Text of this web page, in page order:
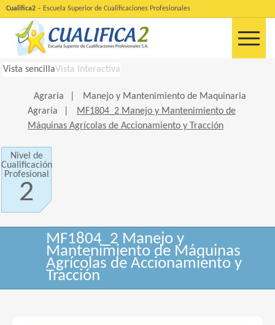
Cualifica2 – Escuela Superior de Cualificaciones Profesionales
Vista sencillaVista Interactiva
Agraria
Manejo y Mantenimiento de Maquinaria
Agraria
MF1804_2 Manejo y Mantenimiento de
Máquinas Agrícolas de Accionamiento y Tracción
Nivel de
Cualificación
Profesional
2
MF1804_2 Manejo y
Mantenimiento de Máquinas
Agrícolas de Accionamiento y
Tracción